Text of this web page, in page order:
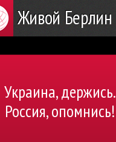
Живой Берлин
Украина, держись.
Россия, опомнись!